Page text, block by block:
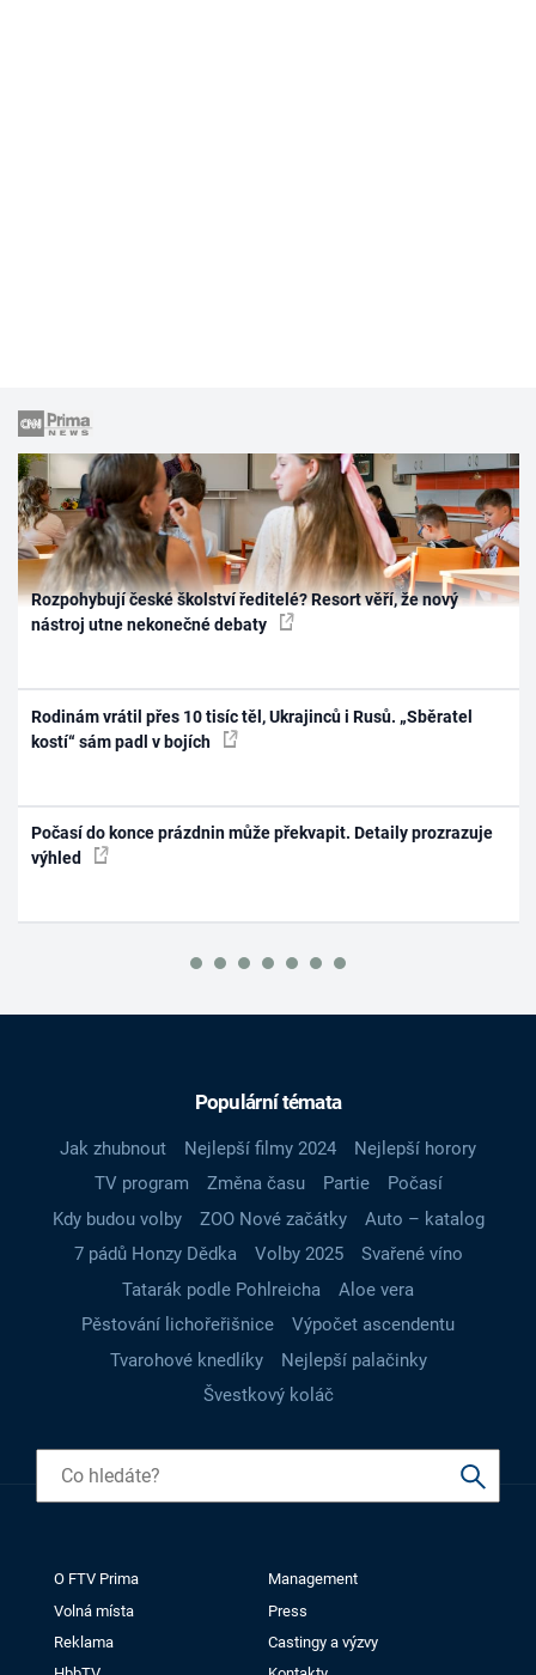
Rozpohybují české školství ředitelé? Resort věří, že nový
nástroj utne nekonečné debaty
Rodinám vrátil přes 10 tisíc těl, Ukrajinců i Rusů. „Sběratel
kostí“ sám padl v bojích
Počasí do konce prázdnin může překvapit. Detaily prozrazuje
výhled
Populární témata
Jak zhubnout Nejlepší filmy 2024
Nejlepší horory
TV program
Změna času Partie
Počasí
Kdy budou volby
ZOO Nové začátky
Auto – katalog
7 pádů Honzy Dědka
Volby 2025
Svařené víno
Tatarák podle Pohlreicha
Aloe vera
Pěstování lichořeřišnice
Výpočet ascendentu
Tvarohové knedlíky
Nejlepší palačinky
Švestkový koláč
O FTV Prima
Management
Volná místa
Press
Reklama
Castingy a výzvy